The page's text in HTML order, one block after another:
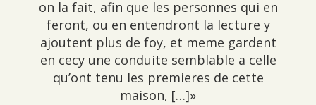
on la fait, afin que les personnes qui en
feront, ou en entendront la lecture y
ajoutent plus de foy, et meme gardent
en cecy une conduite semblable a celle
qu’ont tenu les premieres de cette
maison, […]»